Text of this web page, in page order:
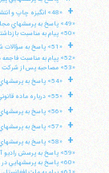
+
«48» انگيزه چاپ و انتشار كتاب خاطرات
«49» پاسخ به پرسشهاي مجله سيما
«50» پيام به مناسبت بازداشتهاي سياسي نيروهاي ملي مذهبي
+
«51» پاسخ به سؤالات شرعي خانواده هاي بازداشت شدگان سياسي
«52» پپام به مناسبت فاجعه دردناك سقوط هواپيما
«53» مصاحبه پس از شركت در انتخابات رياست جمهوري
+ «54» پاسخ به پرسشهاي روزنامه فرانسوي امانيته
+ «55» درباره ماده قانوني اهانت به مقدسات و سب النبي
+ «56» پاسخ به پرسشهاي حجة الاسلام والمسلمين آقاي دكتر محسن كديور
+ «57» پاسخ به پرسشهاي جمعي از مقلدين
+
«58» پاسخ به پرسشهاي جامعه معلمان ايران
«59» پاسخ به پرسش راديو آزادي پيرامون تحولات افغانستان
«60» پاسخ به پرسشهايي در مورد خليفه سوم عثمان